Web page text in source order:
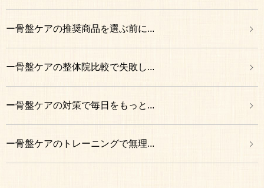
ー骨盤ケアの推奨商品を選ぶ前に...
ー骨盤ケアの整体院比較で失敗し...
ー骨盤ケアの対策で毎日をもっと...
ー骨盤ケアのトレーニングで無理...